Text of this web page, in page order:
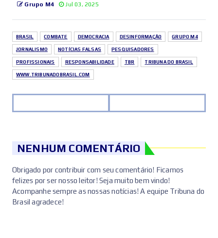
Grupo M4 Jul 03, 2025
BRASIL COMBATE DEMOCRACIA DESINFORMAÇÃO GRUPO M4
JORNALISMO NOTÍCIAS FALSAS PESQUISADORES
PROFISSIONAIS RESPONSABILIDADE TBR TRIBUNA DO BRASIL
WWW.TRIBUNADOBRASIL.COM
NENHUM COMENTÁRIO
Obrigado por contribuir com seu comentário! Ficamos
felizes por ser nosso leitor! Seja muito bem vindo!
Acompanhe sempre as nossas notícias! A equipe Tribuna do
Brasil agradece!